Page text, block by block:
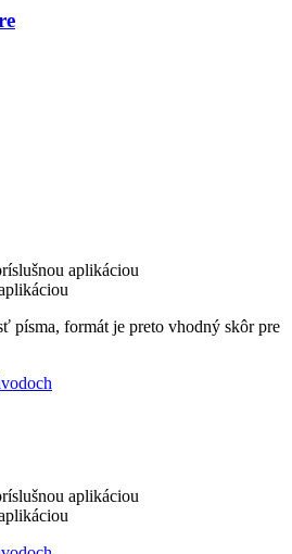
aplikáciou
písma, formát je preto vhodný skôr pre
aplikáciou